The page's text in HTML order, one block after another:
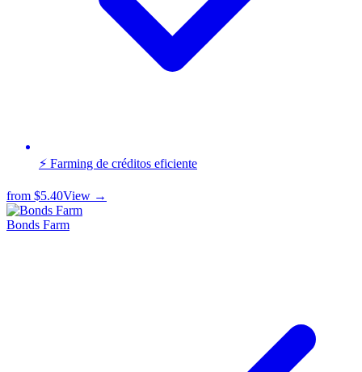
⚡ Farming de créditos eficiente
from $5.40View →
Bonds Farm